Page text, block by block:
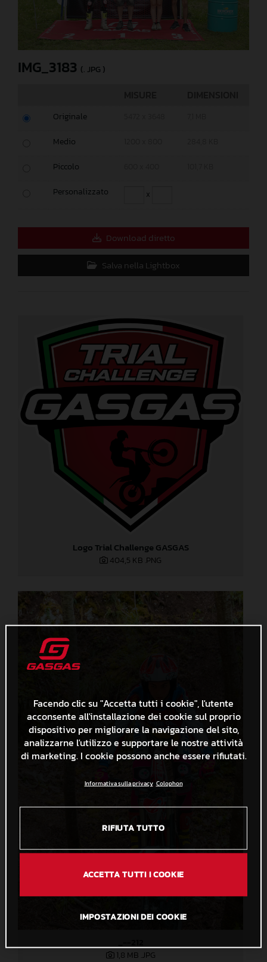
IMG_3183 (. JPG )
Originale
Medio
Piccolo
Personalizzato x
Download diretto
Salva nella Lightbox
Logo Trial Challenge GASGAS
404,5 KB .PNG
1,8 MB .JPG
Facendo clic su "Accetta tutti i cookie", l'utente
acconsente all'installazione dei cookie sul proprio
dispositivo per migliorare la navigazione del sito,
analizzarne l'utilizzo e supportare le nostre attività
di marketing. I cookie possono anche essere rifiutati.
Informativa sulla privacy Colophon
RIFIUTA TUTTO
ACCETTA TUTTI I COOKIE
IMPOSTAZIONI DEI COOKIE